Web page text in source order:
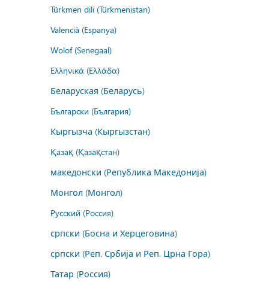
Türkmen dili (Türkmenistan)
Valencià (Espanya)
Wolof (Senegaal)
Ελληνικά (Ελλάδα)
Беларуская (Беларусь)
Български (България)
Кыргызча (Кыргызстан)
Қазақ (Қазақстан)
македонски (Република Македонија)
Монгол (Монгол)
Русский (Россия)
српски (Босна и Херцеговина)
српски (Реп. Србија и Реп. Црна Гора)
Татар (Россия)